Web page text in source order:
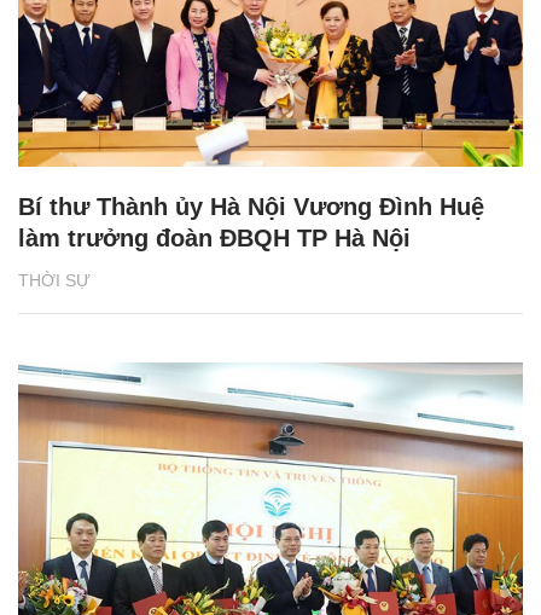
THỜI SỰ
Bí thư Thành ủy Hà Nội Vương Đình Huệ
làm trưởng đoàn ĐBQH TP Hà Nội